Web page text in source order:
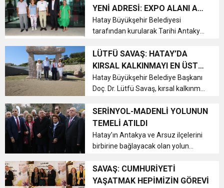
Cumhuriyet, Türk Milletinin Özgürlük
ve Onur Nişanesidir
6:19 HBB BAŞKANI ÖNTÜRK’ÜN
CUMHURİYET BAYRAMI MESAJI
17:36 KURUMLAR VERGİSİ ERTELENDİ
1:00 İTSO İŞ-KUR SGK TOPLANTI
DUYURUSU
21:40 CEYLANDERE’DE BAŞKAN EMRAH
KARAÇAY’A SEVGİ SELİ
18:22 BAŞKAN SAMİ ÜSTÜN’DEN
GÖNÜLLERE DOKUNAN ZİYARET
çalışanlarının giderek ağırlaşan
çalışma koşullarına dikkat çekti....
YENİ ADRESİ: EXPO ALANI A
BLOK
Hatay Büyükşehir Belediyesi
tarafından kurularak Tarihi Antakya
depremde yıkılarak kullanılamaz
duruma gelen UNESCO Hatay
Gastronomi Evi, Antakya EXPO Alanı
A Blok’ta yen...
LÜTFÜ SAVAŞ: HATAY’DA
KIRSAL KALKINMAYI EN ÜST
SEVİYEYE ÇIKARMAYI
İSTİYORUZ
Hatay Büyükşehir Belediye Başkanı
Doç. Dr. Lütfü Savaş, kırsal kalkınma
çiftçilerin yüzünü güldürecek bir
çalışmayı daha hayata geçirdi....
SERİNYOL-MADENLİ YOLUNUN
TEMELİ ATILDI
Hatay’ın Antakya ve Arsuz ilçelerini
birbirine bağlayacak olan yolun
SAVAŞ: CUMHURİYETİ
YAŞATMAK HEPİMİZİN GÖREVİ